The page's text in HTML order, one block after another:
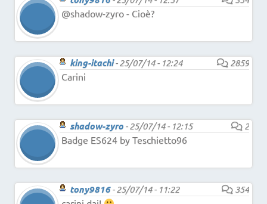
@shadow-zyro - Cioè?
king-itachi-25/07/14 - 12:24
2859
Carini
shadow-zyro -25/07/14 - 12:15
2
Badge ES624 by Teschietto96
tony9816-25/07/14 - 11:22
354